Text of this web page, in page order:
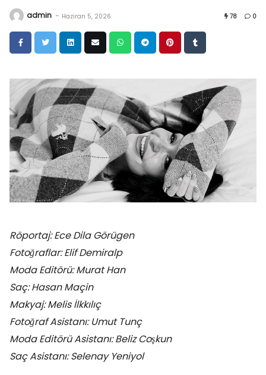
admin - Haziran 5, 2026 78 0
Röportaj: Ece Dila Görügen
Fotoğraflar: Elif Demiralp
Moda Editörü: Murat Han
Saç: Hasan Maçin
Makyaj: Melis İlkkılıç
Fotoğraf Asistanı: Umut Tunç
Moda Editörü Asistanı: Beliz Coşkun
Saç Asistanı: Selenay Yeniyol